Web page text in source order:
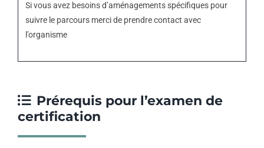
Si vous avez besoins d’aménagements spécifiques pour
suivre le parcours merci de prendre contact avec
l’organisme
Prérequis pour l’examen de
certification